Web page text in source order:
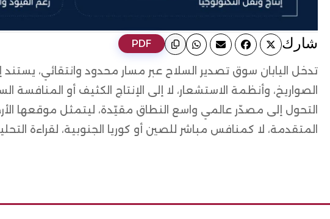
ﺷﺎرك PDF
تدخل اليابان سوق تصدير السلاح عبر مسار محدود وانتقائي، يستند
الصواريخ، وأنظمة الاستشعار، لا إلى الإنتاج الكثيف أو
التحول إلى مصدّر عالمي واسع النطاق مقيّدة، ليتمثل موقعها
المتقدمة، لا كمنافس مباشر للصين أو كوريا الجنوبية، لقراءة